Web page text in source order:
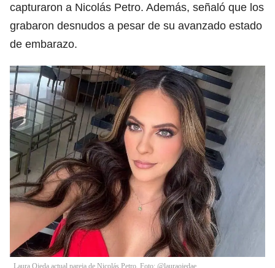
capturaron a Nicolás Petro. Además, señaló que los
grabaron desnudos a pesar de su avanzado estado
de embarazo.
Laura Ojeda actual pareja de Nicolás Petro. Foto: @lauraojedae